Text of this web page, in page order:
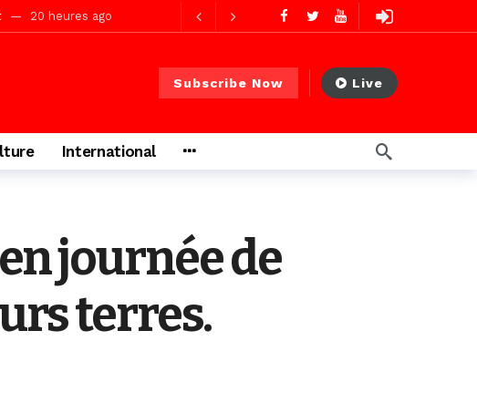
ago
Diouck PS) 2 jours ago
Subscribe Now Live
International
journée de
terres.